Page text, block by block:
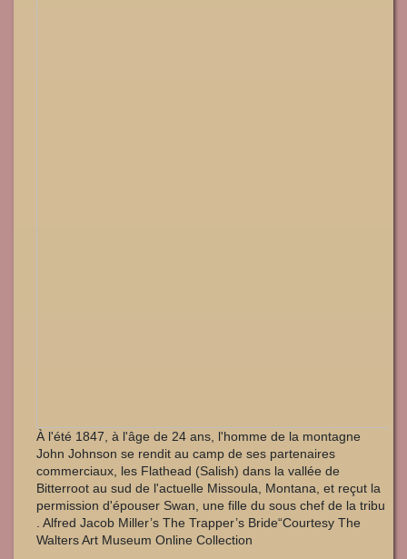
À l'été 1847, à l'âge de 24 ans, l'homme de la montagne
John Johnson se rendit au camp de ses partenaires
commerciaux, les Flathead (Salish) dans la vallée de
Bitterroot au sud de l'actuelle Missoula, Montana, et reçut la
permission d'épouser Swan, une fille du sous chef de la tribu
. Alfred Jacob Miller’s The Trapper’s Bride“Courtesy The
Walters Art Museum Online Collection